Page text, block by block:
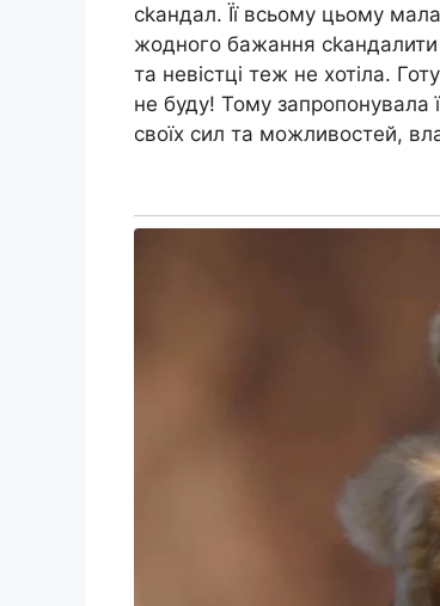
сkандал. Її всьому цьому
жодного бажання сkандалити
та невістці теж не хотіла.
не буду! Тому запропонувала
своїх сил та можливостей,